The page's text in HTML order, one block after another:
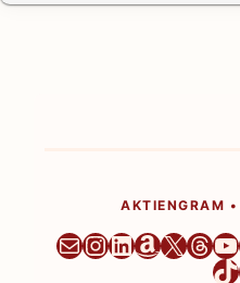
AKTIENGRAM
Newsletter
Instagram
LinkedIn
Amazon
X